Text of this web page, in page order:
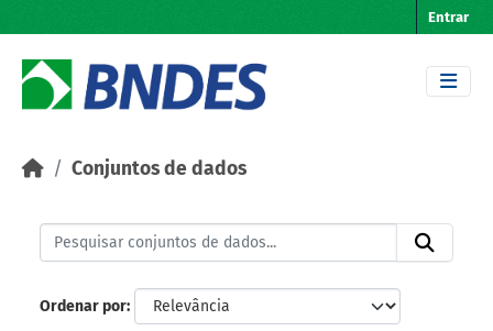
Entrar
Conjuntos de dados
Ordenar por